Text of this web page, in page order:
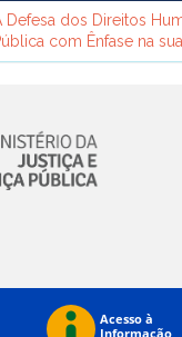
Defesa dos Direitos
com Ênfase na